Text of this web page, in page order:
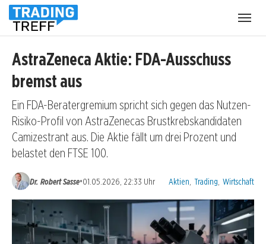
AstraZeneca Aktie: FDA-Ausschuss
bremst aus
Ein FDA-Beratergremium spricht sich gegen das Nutzen-
Risiko-Profil von AstraZenecas Brustkrebskandidaten
Camizestrant aus. Die Aktie fällt um drei Prozent und
belastet den FTSE 100.
Dr. Robert Sasse•01.05.2026, 22:33 Uhr Kategorien:
Aktien Trading Wirtschaft